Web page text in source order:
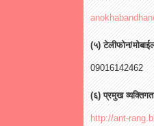
(५) टेलीफोन/
09016142462
(६) प्रमुख व्यक्तिगत
http://ant-